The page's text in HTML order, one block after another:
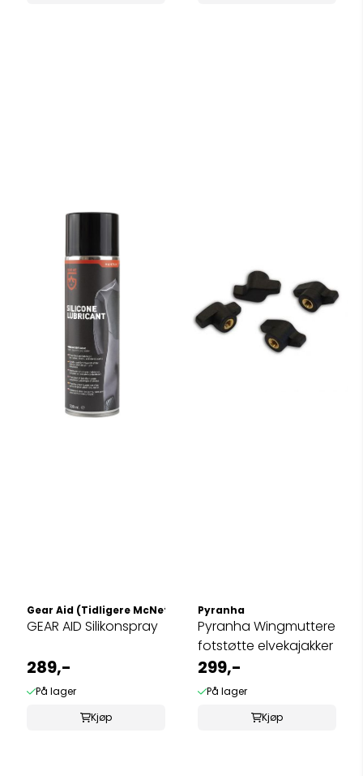
Gear Aid (Tidligere McNett)
GEAR AID Silikonspray
289,-
På lager
Kjøp
Pyranha
Pyranha Wingmuttere
fotstøtte elvekajakker
299,-
På lager
Kjøp